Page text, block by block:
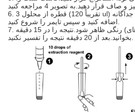
قرار دهید.به تصویر 4 مراجعه کنید
6. 3 قطره از محلول (تقریباً 120 ul) را به هر چاه نمونه به طور جداگانه
7. منتظر بمانید تا خط(های) رنگی ظاهر شود.نتیجه را در 15 دقیقه